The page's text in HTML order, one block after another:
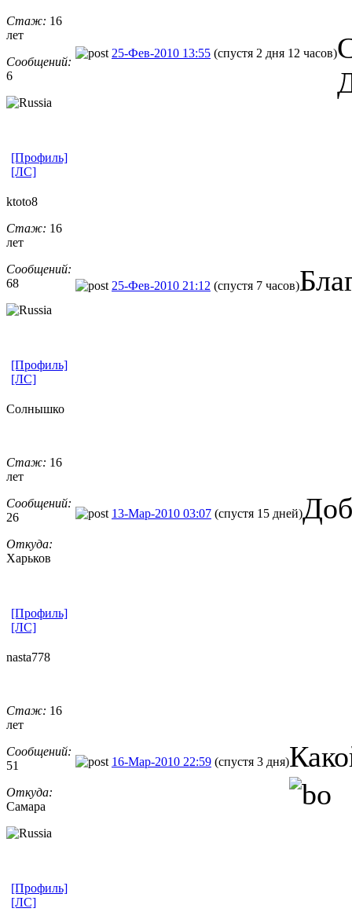
Стаж: 16
лет
Сообщений:
6
25-Фев-2010 13:55 (спустя 2 дня 12 часов)
[Профиль]
[ЛС]
ktoto8
Стаж: 16
лет
Сообщений:
68
25-Фев-2010 21:12 (спустя 7 часов)
[Профиль]
[ЛС]
Солнышко
Стаж: 16
лет
Сообщений:
26
Откуда:
Харьков
13-Мар-2010 03:07 (спустя 15 дней)
[Профиль]
[ЛС]
nasta778
Стаж: 16
лет
Сообщений:
51
Откуда:
Самара
16-Мар-2010 22:59 (спустя 3 дня)
[Профиль]
[ЛС]